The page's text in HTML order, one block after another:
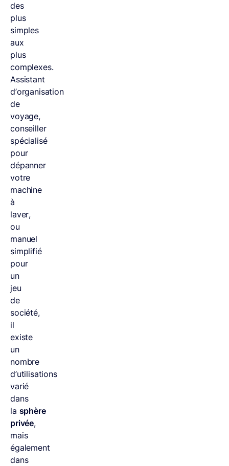
des
plus
simples
aux
plus
complexes.
Assistant
d’organisation
de
voyage,
conseiller
spécialisé
pour
dépanner
votre
machine
à
laver,
ou
manuel
simplifié
pour
un
jeu
de
société,
il
existe
un
nombre
d’utilisations
varié
dans
la sphère
privée,
mais
également
dans